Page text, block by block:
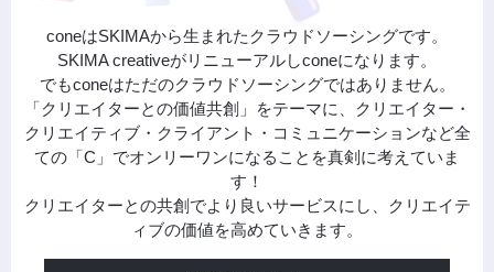
coneはSKIMAから生まれたクラウドソーシングです。
SKIMA creativeがリニューアルしconeになります。
でもconeはただのクラウドソーシングではありません。
「クリエイターとの価値共創」をテーマに、クリエイター・
クリエイティブ・クライアント・コミュニケーションなど全
ての「C」でオンリーワンになることを真剣に考えていま
す！
クリエイターとの共創でより良いサービスにし、クリエイテ
ィブの価値を高めていきます。